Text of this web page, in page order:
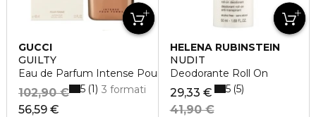
GUCCI
GUILTY
Eau de Parfum Intense Pour Femme
56,59 €
102,90 € 3 formati
5 1
HELENA RUBINSTEIN
NUDIT
Deodorante Roll On
29,33 €
41,90 €
5 5